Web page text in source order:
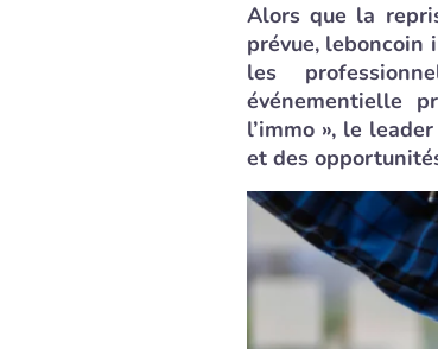
Alors que la
prévue, leboncoin
les
événementielle
l’immo », le
et des